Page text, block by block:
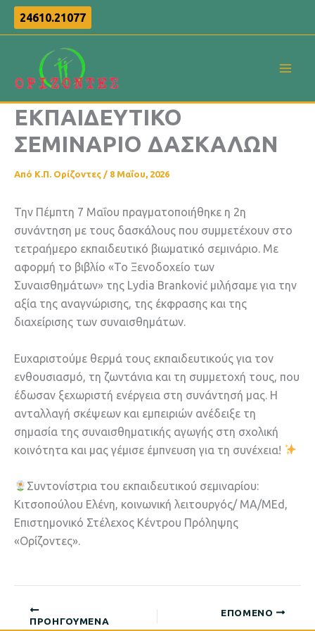
Μετάβαση
στο
περιεχόμενο
24610.21077
ΕΚΠΑΙΔΕΥΤΙΚΟ
ΣΕΜΙΝΑΡΙΟ ΔΑΣΚΑΛΩΝ
Από Κ.Π. Ορίζοντες / 8 Μαΐου, 2026
Την Πέμπτη 7 Μαΐου πραγματοποιήθηκε η 2η
συνάντηση με τους δασκάλους που συμμετέχουν στο
τετραήμερο εκπαιδευτικό βιωματικό σεμινάριο. Με
αφορμή το βιβλίο «Το Ξενοδοχείο των
Συναισθημάτων» της Lydia Branković μιλήσαμε για την
αξία της αναγνώρισης, της έκφρασης και της
διαχείρισης των συναισθημάτων.
Ευχαριστούμε θερμά τους εκπαιδευτικούς για τον
ενθουσιασμό, τη ζωντάνια και τη συμμετοχή τους, που
έδωσαν ξεχωριστή ενέργεια στη συνάντησή μας. Η
ανταλλαγή σκέψεων και εμπειριών ανέδειξε τη
σημασία της συναισθηματικής αγωγής στη σχολική
κοινότητα και μας γέμισε έμπνευση για τη συνέχεια!
Συντονίστρια του εκπαιδευτικού σεμιναρίου:
Κιτσοπούλου Ελένη, κοινωνική λειτουργός/ MA/MEd,
Επιστημονικό Στέλεχος Κέντρου Πρόληψης
«Ορίζοντες».
ΠΡΟΗΓΟΎΜΕΝΑ
ΕΠΌΜΕΝΟ